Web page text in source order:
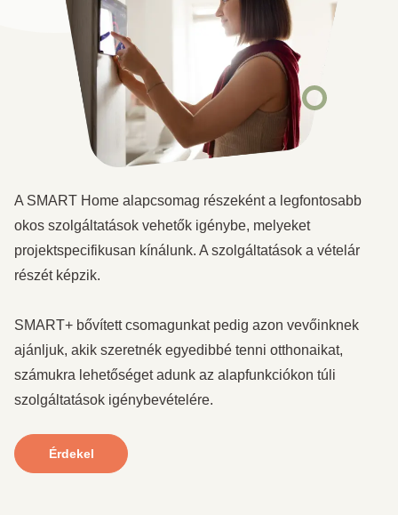
A SMART Home alapcsomag részeként a legfontosabb
okos szolgáltatások vehetők igénybe, melyeket
projektspecifikusan kínálunk. A szolgáltatások a vételár
részét képzik.
SMART+ bővített csomagunkat pedig azon vevőinknek
ajánljuk, akik szeretnék egyedibbé tenni otthonaikat,
számukra lehetőséget adunk az alapfunkciókon túli
szolgáltatások igénybevételére.
Érdekel